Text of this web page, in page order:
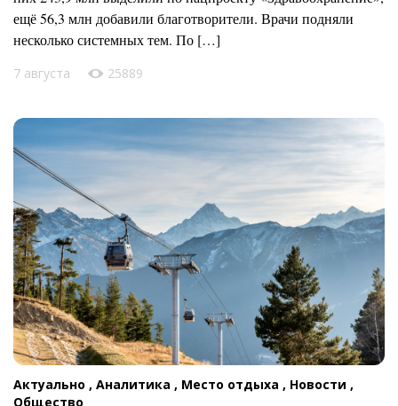
ещё 56,3 млн добавили благотворители. Врачи подняли
несколько системных тем. По […]
7 августа 25889
Актуально , Аналитика , Место отдыха , Новости ,
Общество